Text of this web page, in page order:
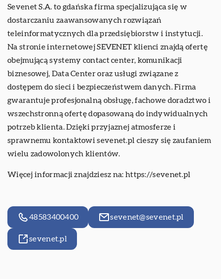
Sevenet S.A. to gdańska firma specjalizująca się w
dostarczaniu zaawansowanych rozwiązań
teleinformatycznych dla przedsiębiorstw i instytucji.
Na stronie internetowej SEVENET klienci znajdą ofertę
obejmującą systemy contact center, komunikacji
biznesowej, Data Center oraz usługi związane z
dostępem do sieci i bezpieczeństwem danych. Firma
gwarantuje profesjonalną obsługę, fachowe doradztwo i
wszechstronną ofertę dopasowaną do indywidualnych
potrzeb klienta. Dzięki przyjaznej atmosferze i
sprawnemu kontaktowi sevenet.pl cieszy się zaufaniem
wielu zadowolonych klientów.
Więcej informacji znajdziesz na: https://sevenet.pl
48583400400 sevenet@sevenet.pl
sevenet.pl